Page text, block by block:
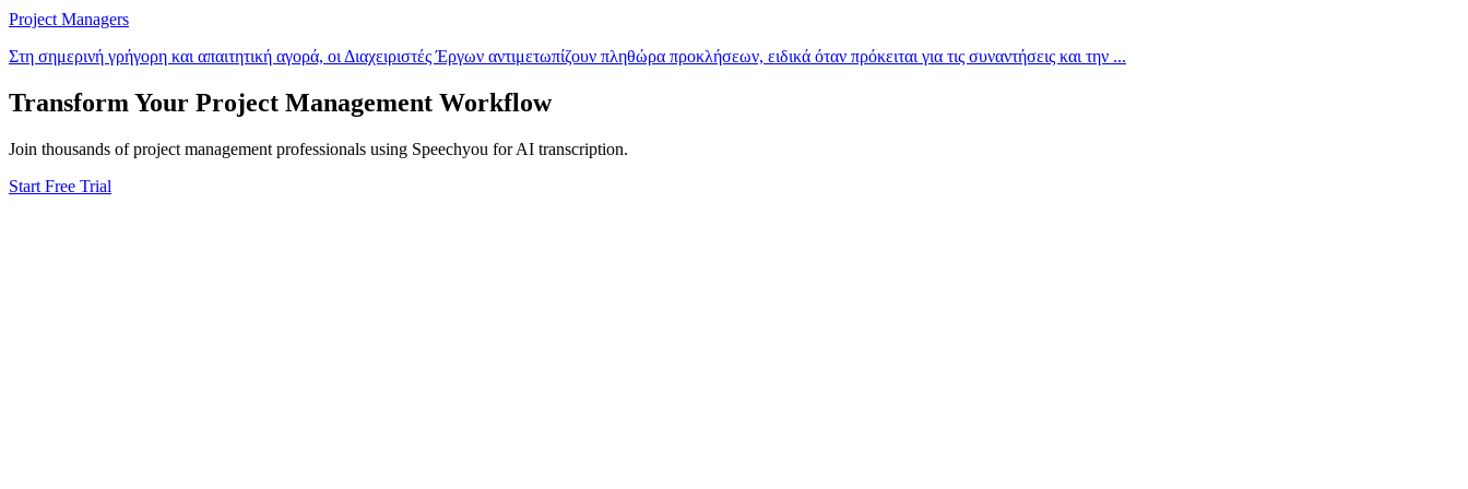
Project Managers
Στη σημερινή γρήγορη και απαιτητική αγορά, οι Διαχειριστές Έργων αντιμετωπίζουν πληθώρα προκλήσεων, ειδικά όταν πρόκειται για τις συναντήσεις και την ...
Transform Your Project Management Workflow
Join thousands ofproject management professionals using Speechyou for AI transcription.
Start Free Trial